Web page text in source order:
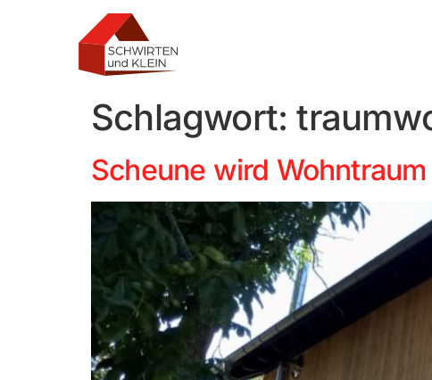
Schlagwort:
Scheune wird Wohntraum